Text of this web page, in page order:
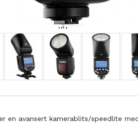
en avansert kamerablits/speedlite